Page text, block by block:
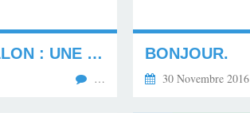
FRANÇOIS FILLON : UNE LONGUEUR D'AVANCE POUR LA...
…
BONJOUR.
30 Novembre 2016